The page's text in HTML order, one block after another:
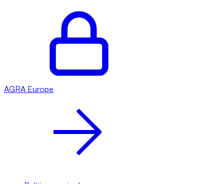
AGRA Europe